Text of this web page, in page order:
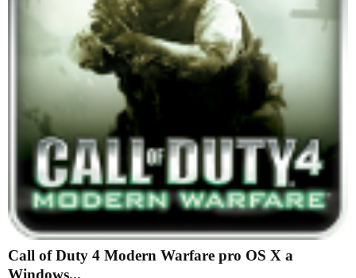
Call of Duty 4 Modern Warfare pro OS X a